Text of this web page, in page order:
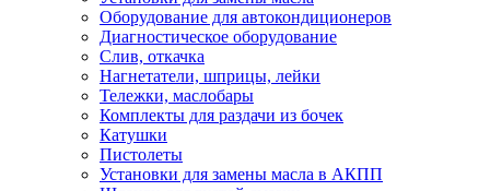
Оборудование для автокондиционеров
Диагностическое оборудование
Слив, откачка
Нагнетатели, шприцы, лейки
Тележки, маслобары
Комплекты для раздачи из бочек
Катушки
Пистолеты
Установки для замены масла в АКПП